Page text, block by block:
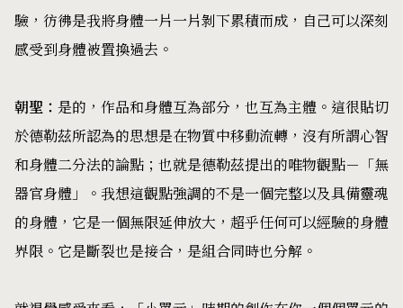
驗，彷彿是我將身體一片一片剝下累積而成，自己可以深刻
感受到身體被置換過去。
朝聖： 是的，作品和身體互為部分，也互為主體。這很貼切
於德勒茲所認為的思想是在物質中移動流轉，沒有所謂心智
和身體二分法的論點；也就是德勒茲提出的唯物觀點－「無
器官身體」。我想這觀點強調的不是一個完整以及具備靈魂
的身體，它是一個無限延伸放大，超乎任何可以經驗的身體
界限。它是斷裂也是接合，是組合同時也分解。